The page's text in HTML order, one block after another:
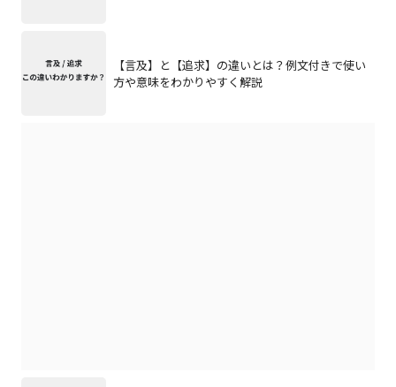
【言及】と【追求】の違いとは？例文付きで使い
方や意味をわかりやすく解説